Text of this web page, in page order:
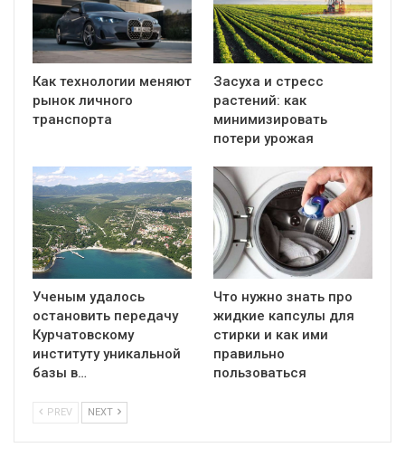
Как технологии меняют
рынок личного
транспорта
Засуха и стресс
растений: как
минимизировать
потери урожая
Ученым удалось
остановить передачу
Курчатовскому
институту уникальной
базы в…
Что нужно знать про
жидкие капсулы для
стирки и как ими
правильно
пользоваться
PREV NEXT